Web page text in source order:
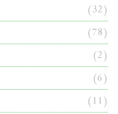
(32)
(78)
(2)
(6)
(11)